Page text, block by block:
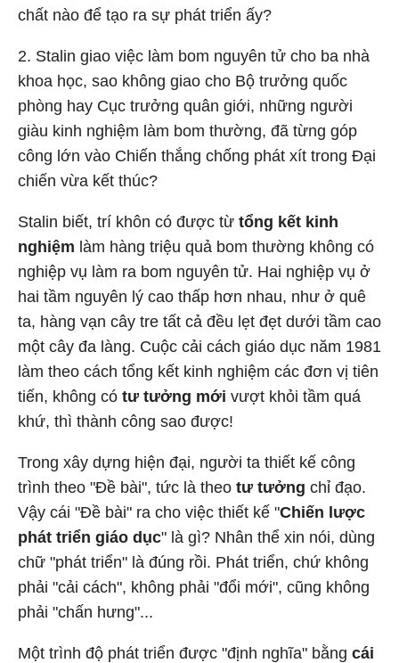
chất nào để tạo ra sự phát triển ấy?
2. Stalin giao việc làm bom nguyên tử cho ba nhà
khoa học, sao không giao cho Bộ trưởng quốc
phòng hay Cục trưởng quân giới, những người
giàu kinh nghiệm làm bom thường, đã từng góp
công lớn vào Chiến thắng chống phát xít trong Đại
chiến vừa kết thúc?
Stalin biết, trí khôn có được từ tổng kết kinh
nghiệm làm hàng triệu quả bom thường không có
nghiệp vụ làm ra bom nguyên tử. Hai nghiệp vụ ở
hai tầm nguyên lý cao thấp hơn nhau, như ở quê
ta, hàng vạn cây tre tất cả đều lẹt đẹt dưới tầm cao
một cây đa làng. Cuộc cải cách giáo dục năm 1981
làm theo cách tổng kết kinh nghiệm các đơn vị tiên
tiến, không có tư tưởng mới vượt khỏi tầm quá
khứ, thì thành công sao được!
Trong xây dựng hiện đại, người ta thiết kế công
trình theo "Đề bài", tức là theo tư tưởng chỉ đạo.
Vậy cái "Đề bài" ra cho việc thiết kế "Chiến lược
phát triển giáo dục" là gì? Nhân thể xin nói, dùng
chữ "phát triển" là đúng rồi. Phát triển, chứ không
phải "cải cách", không phải "đổi mới", cũng không
phải "chấn hưng"...
Một trình độ phát triển được "định nghĩa" bằng cái